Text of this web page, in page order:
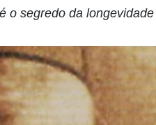
o segredo da longevidade